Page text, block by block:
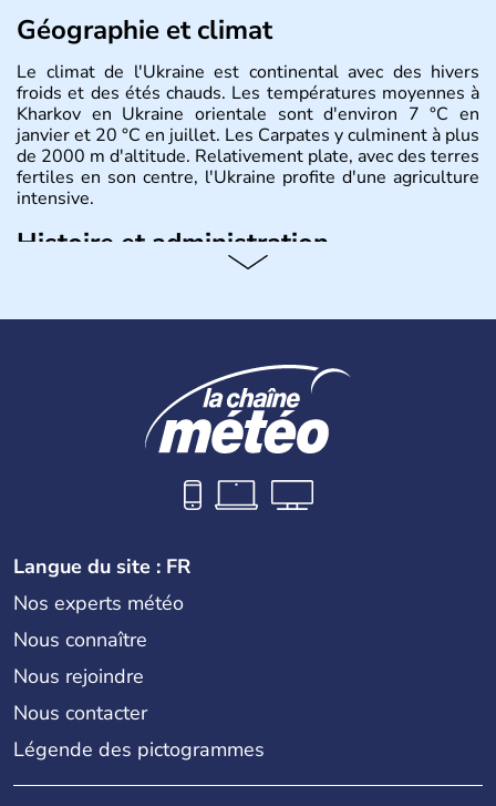
Géographie et climat
Le climat de l'Ukraine est continental avec des hivers
froids et des étés chauds. Les températures moyennes à
Kharkov en Ukraine orientale sont d'environ 7 °C en
janvier et 20 °C en juillet. Les Carpates y culminent à plus
de 2000 m d'altitude. Relativement plate, avec des terres
fertiles en son centre, l'Ukraine profite d'une agriculture
intensive.
Histoire et administration
Biélorussie au Nord. La capitale s'appelle Kiev et
remonte au 24 août 1991. Sébastopol, Karkhov et
Odessa sont les principales villes d'Ukraine.
Langue du site : FR
Nos experts météo
Nous connaître
Nous rejoindre
Nous contacter
Légende des pictogrammes